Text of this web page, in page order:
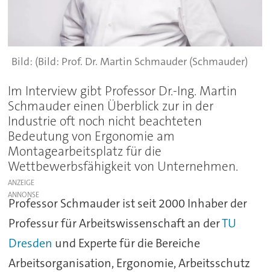
(Bild: Prof. Dr. Martin Schmauder (Schmauder)
Im Interview gibt Professor Dr.-Ing. Martin
Schmauder einen Überblick zur in der
Industrie oft noch nicht beachteten
Bedeutung von Ergonomie am
Montagearbeitsplatz für die
Wettbewerbsfähigkeit von Unternehmen.
ANZEIGE
Professor Schmauder ist seit 2000 Inhaber der
Professur für Arbeitswissenschaft an derTU
Dresden und Experte für die Bereiche
Arbeitsorganisation, Ergonomie, Arbeitsschutz